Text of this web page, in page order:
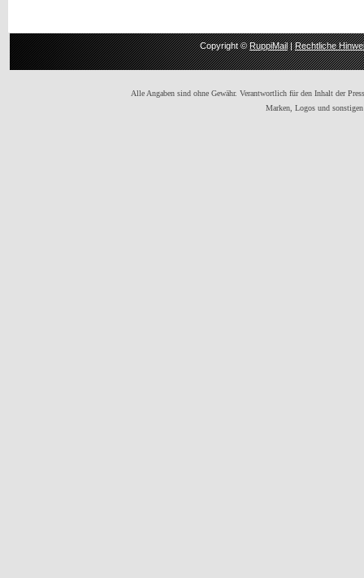
Copyright ©RuppiMail|Rechtliche
Alle Angaben sind ohne Gewähr. Verantwortlich für den Inhalt der
Marken, Logos und